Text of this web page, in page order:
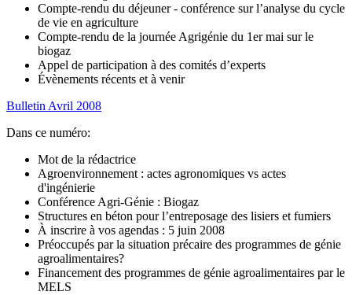
Compte-rendu du déjeuner - conférence sur l’analyse du cycle
de vie en agriculture
Compte-rendu de la journée Agrigénie du 1er mai sur le
biogaz
Appel de participation à des comités d’experts
Évènements récents et à venir
Bulletin Avril 2008
Dans ce numéro:
Mot de la rédactrice
Agroenvironnement : actes agronomiques vs actes
d'ingénierie
Conférence Agri-Génie : Biogaz
Structures en béton pour l’entreposage des lisiers et fumiers
À inscrire à vos agendas : 5 juin 2008
Préoccupés par la situation précaire des programmes de génie
agroalimentaires?
Financement des programmes de génie agroalimentaires par le
MELS